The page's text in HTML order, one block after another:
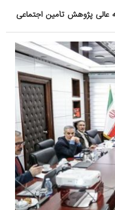
پژوهش تأمین اجتماعی